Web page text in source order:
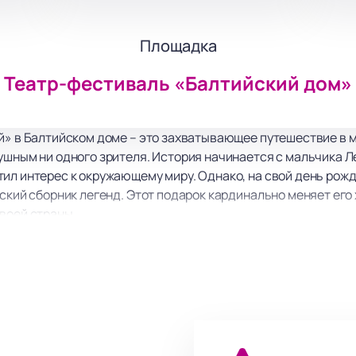
Площадка
Театр-фестиваль «Балтийский дом»
в Балтийском доме – это захватывающее путешествие в
ни одного зрителя. История начинается с мальчика
интерес к окружающему миру. Однако, на свой день
сборник легенд. Этот подарок кардинально меняет
страны.
сочетает в себе элементы фантастического шоу, высоких